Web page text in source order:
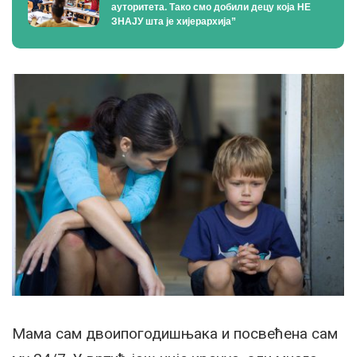
ауторитета. Тако смо добили децу која НЕ
ЗНАЈУ шта је хијерархија”
Мама сам двоипогодишњака и посвећена сам